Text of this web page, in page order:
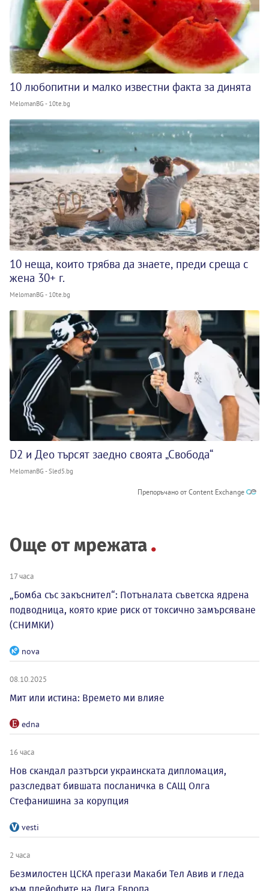
10 любопитни и малко известни факта за динята
MelomanBG - 10te.bg
10 неща, които трябва да знаете, преди среща с
жена 30+ г.
MelomanBG - 10te.bg
D2 и Део търсят заедно своята „Свобода“
MelomanBG - Sled5.bg
Препоръчано от Content Exchange
Още от мрежата
17 часа
„Бомба със закъснител“: Потъналата съветска ядрена
подводница, която крие риск от токсично замърсяване
(СНИМКИ)
nova
08.10.2025
Мит или истина: Времето ми влияе
edna
16 часа
Нов скандал разтърси украинската дипломация,
разследват бившата посланичка в САЩ Олга
Стефанишина за корупция
vesti
2 часа
Безмилостен ЦСКА прегази Макаби Тел Авив и гледа